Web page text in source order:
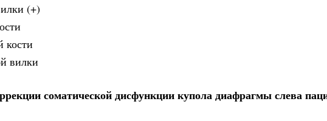
(+)
кости
вилки
соматической дисфункции купола диафрагмы слева